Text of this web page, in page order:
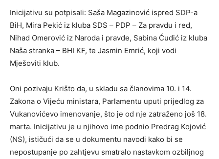
Inicijativu su potpisali: Saša Magazinović ispred SDP-a
BiH, Mira Pekić iz kluba SDS – PDP – Za pravdu i red,
Nihad Omerović iz Naroda i pravde, Sabina Ćudić iz kluba
Naša stranka – BHI KF, te Jasmin Emrić, koji vodi
Mješoviti klub.
Oni pozivaju Krišto da, u skladu sa članovima 10. i 14.
Zakona o Vijeću ministara, Parlamentu uputi prijedlog za
Vukanovićevo imenovanje, što je od nje zatraženo još 18.
marta. Inicijativu je u njihovo ime podnio Predrag Kojović
(NS), ističući da se u dokumentu navodi kako bi se
nepostupanje po zahtjevu smatralo nastavkom ozbiljnog